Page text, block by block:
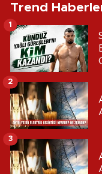
Trend
1
2
3